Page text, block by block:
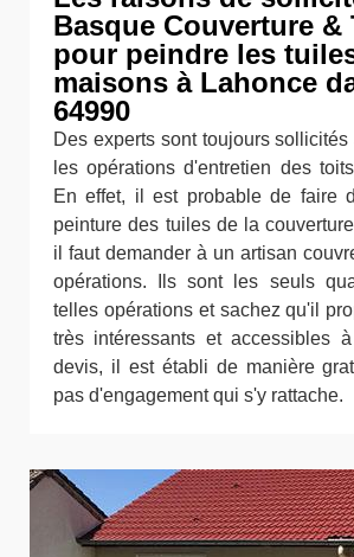
Basque Couverture &
pour peindre les
maisons à Lahonce
64990
Des experts sont toujours sollicités
les opérations d'entretien des
En effet, il est probable de faire
peinture des tuiles de la
il faut demander à un artisan
opérations. Ils sont les seuls
telles opérations et sachez qu'il
très intéressants et accessibles
devis, il est établi de manière
pas d'engagement qui s'y rattache.